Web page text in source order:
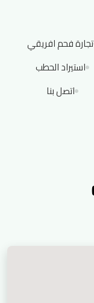
تجارة فحم افريقي
استيراد الحطب
اتصل بنا